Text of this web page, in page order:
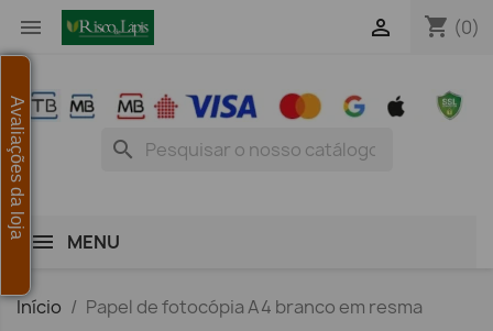
 shopping_cart (0)

search
MENU
Início Papel de fotocópia A4 branco em resma
Avaliações da loja